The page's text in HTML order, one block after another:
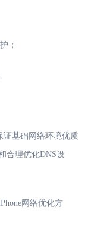
；
证基础网络环境优质
合理优化DNS设
网络优化方